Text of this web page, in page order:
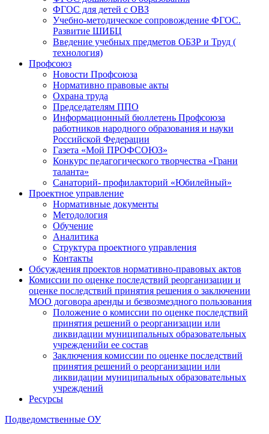
ФГОС для детей с ОВЗ
Учебно-методическое сопровождение ФГОС.
Развитие ШИБЦ
Введение учебных предметов ОБЗР и Труд (
технология)
Профсоюз
Новости Профсоюза
Нормативно правовые акты
Охрана труда
Председателям ППО
Информационный бюллетень Профсоюза
работников народного образования и науки
Российской Федерации
Газета «Мой ПРОФСОЮЗ»
Конкурс педагогического творчества «Грани
таланта»
Санаторий- профилакторий «Юбилейный»
Проектное управление
Нормативные документы
Методология
Обучение
Аналитика
Структура проектного управления
Контакты
Обсуждения проектов нормативно-правовых актов
Комиссии по оценке последствий реорганизации и
оценке последствий принятия решения о заключении
МОО договора аренды и безвозмездного пользования
Положение о комиссии по оценке последствий
принятия решений о реорганизации или
ликвидации муниципальных образовательных
учрежденийи ее состав
Заключения комиссии по оценке последствий
принятия решений о реорганизации или
ликвидации муниципальных образовательных
учреждений
Ресурсы
Подведомственные ОУ